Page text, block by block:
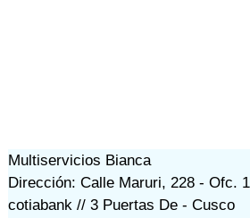
Multiservicios Bianca
Dirección: Calle Maruri, 228 - Ofc.
cotiabank // 3 Puertas De - Cusco